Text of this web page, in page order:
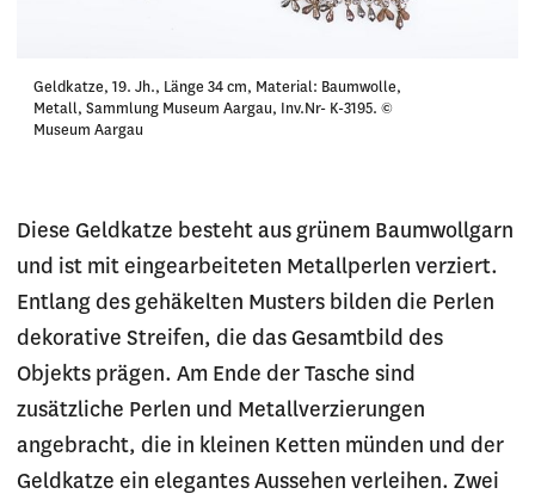
Geldkatze, 19. Jh., Länge 34 cm, Material: Baumwolle,
Metall, Sammlung Museum Aargau, Inv.Nr- K-3195. ©
Museum Aargau
Diese Geldkatze besteht aus grünem Baumwollgarn
und ist mit eingearbeiteten Metallperlen verziert.
Entlang des gehäkelten Musters bilden die Perlen
dekorative Streifen, die das Gesamtbild des
Objekts prägen. Am Ende der Tasche sind
zusätzliche Perlen und Metallverzierungen
angebracht, die in kleinen Ketten münden und der
Geldkatze ein elegantes Aussehen verleihen. Zwei